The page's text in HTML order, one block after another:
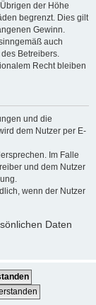
der Höhe
begrenzt. Dies gilt
Gewinn.
auch
Betreibers.
Recht bleiben
und die
dem Nutzer per E-
Im Falle
und dem Nutzer
wenn der Nutzer
Daten